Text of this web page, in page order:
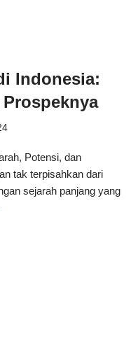
Indonesia:
Potensi, dan
tak terpisahkan dari
sejarah panjang yang